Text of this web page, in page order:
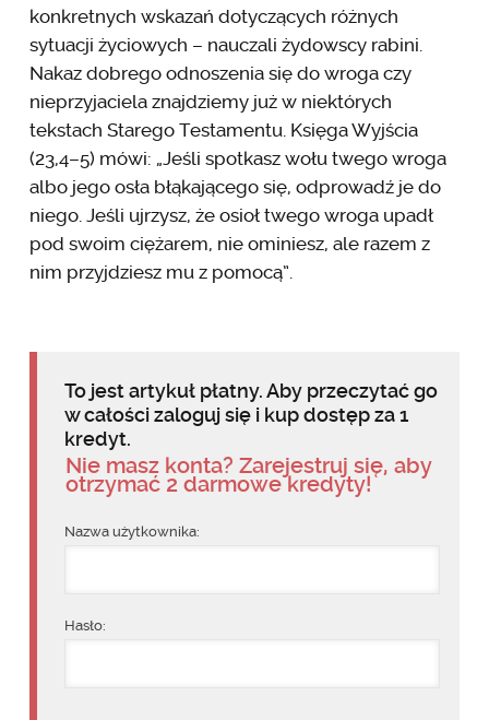
konkretnych wskazań dotyczących różnych
sytuacji życiowych – nauczali żydowscy rabini.
Nakaz dobrego odnoszenia się do wroga czy
nieprzyjaciela znajdziemy już w niektórych
tekstach Starego Testamentu. Księga Wyjścia
(23,4–5) mówi: „Jeśli spotkasz wołu twego wroga
albo jego osła błąkającego się, odprowadź je do
niego. Jeśli ujrzysz, że osioł twego wroga upadł
pod swoim ciężarem, nie ominiesz, ale razem z
nim przyjdziesz mu z pomocą”.
To jest artykuł płatny. Aby przeczytać go
w całości zaloguj się i kup dostęp za 1
kredyt.
Nie masz konta? Zarejestruj się, aby
otrzymać 2 darmowe kredyty!
Nazwa użytkownika:
Hasło: